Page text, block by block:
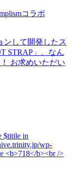
ンして開発したス
STRAP」、なん
お求めいただい